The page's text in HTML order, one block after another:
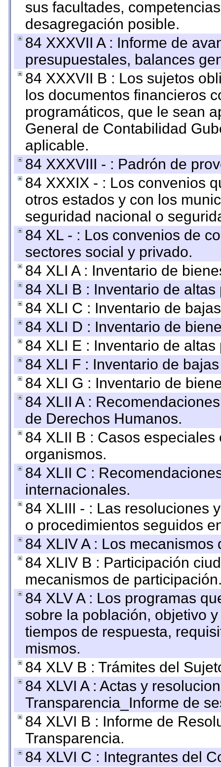
sus facultades,
desagregación posible.
84 XXXVII A : Informe de
presupuestales, balances
84 XXXVII B : Los sujetos
los documentos financieros
programáticos, que le sean
General de Contabilidad
aplicable.
84 XXXVIII - : Padrón de
84 XXXIX - : Los convenios
otros estados y con los
seguridad nacional o
84 XL - : Los convenios de
sectores social y privado.
84 XLI A : Inventario de
84 XLI B : Inventario de
84 XLI C : Inventario de
84 XLI D : Inventario de
84 XLI E : Inventario de
84 XLI F : Inventario de
84 XLI G : Inventario de
84 XLII A :
de Derechos Humanos.
84 XLII B : Casos
organismos.
84 XLII C :
internacionales.
84 XLIII - : Las resoluciones
o procedimientos seguidos
84 XLIV A : Los
84 XLIV B : Participación
mecanismos de
84 XLV A : Los programas
sobre la población, objetivo
tiempos de respuesta,
mismos.
84 XLV B : Trámites del
84 XLVI A : Actas y
Transparencia_Informe de
84 XLVI B : Informe de
Transparencia.
84 XLVI C : Integrantes del